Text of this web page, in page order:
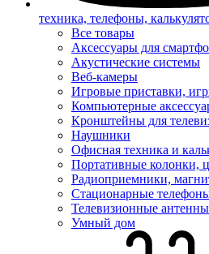
техника, телефоны,
Все товары
Аксессуары для
Акустические системы
Веб-камеры
Игровые приставки,
Компьютерные
Кронштейны для
Наушники
Офисная техника и
Портативные колонки,
Радиоприемники,
Стационарные
Телевизионные
Умный дом